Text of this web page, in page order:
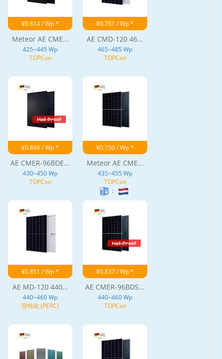
¥0.814 / Wp *
Meteor AE CME...
425~445 Wp
TOPCon
¥0.781 / Wp *
AE CMD-120 46...
465~485 Wp
TOPCon
¥0.896 / Wp *
AE CMER-96BDE...
430~450 Wp
TOPCon
¥0.750 / Wp *
Meteor AE CME...
435~455 Wp
TOPCon
：
¥0.851 / Wp *
AE MD-120 440...
440~460 Wp
背钝化 (PERC)
¥0.837 / Wp *
AE CMER-96BDS...
440~460 Wp
TOPCon